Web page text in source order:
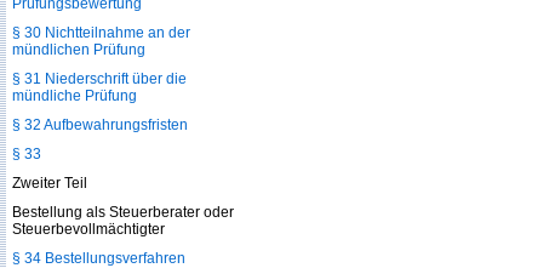
Prüfungsbewertung
§ 30 Nichtteilnahme an der
mündlichen Prüfung
§ 31 Niederschrift über die
mündliche Prüfung
§ 32 Aufbewahrungsfristen
§ 33
Zweiter Teil
Bestellung als Steuerberater oder
Steuerbevollmächtigter
§ 34 Bestellungsverfahren